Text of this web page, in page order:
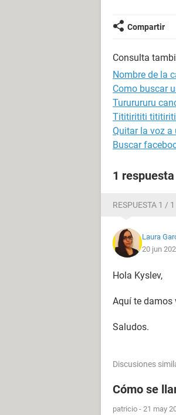
Compartir
Consulta
Nombre de la
Como buscar
Tururururu
Tititirititi
Quitar la voz a
Buscar
1 respuesta
RESPUESTA 1 / 1
Laura
20 jun
Hola Kyslev,
Aquí te damos
Saludos.
Discusiones
Cómo se
patricio - 21 may